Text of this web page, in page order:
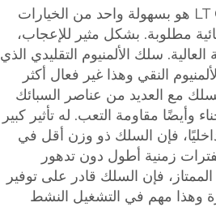
سلك سبائك الألمنيوم من LT CABLE هو بسهولة واحد من الخيارات
مطلوبة. بشكل مثير للإعجاب،
سلك الألمنيوم التقليدي الذي
النقي وهذا غير فعال أكثر
مع العديد من عناصر السبائك
وأيضًا مقاومة التعب. له تأثير كبير
فإن السلك ذو وزن أقل في
زمنية أطول دون تدهور
فإن السلك قادر على توفير
وهذا مهم في التشغيل النشط